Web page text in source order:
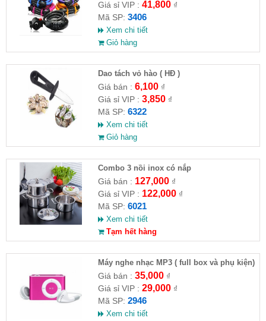
Giá sỉ VIP : 41,800₫
Mã SP: 3406
Xem chi tiết
Giỏ hàng
Dao tách vỏ hào ( HĐ )
Giá bán : 6,100₫
Giá sỉ VIP : 3,850₫
Mã SP: 6322
Xem chi tiết
Giỏ hàng
Combo 3 nồi inox có nắp
Giá bán : 127,000₫
Giá sỉ VIP : 122,000₫
Mã SP: 6021
Xem chi tiết
Tạm hết hàng
Máy nghe nhạc MP3 ( full box và phụ kiện)
Giá bán : 35,000₫
Giá sỉ VIP : 29,000₫
Mã SP: 2946
Xem chi tiết